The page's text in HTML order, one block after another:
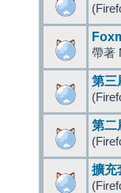
帶著
第三
第二
擴充